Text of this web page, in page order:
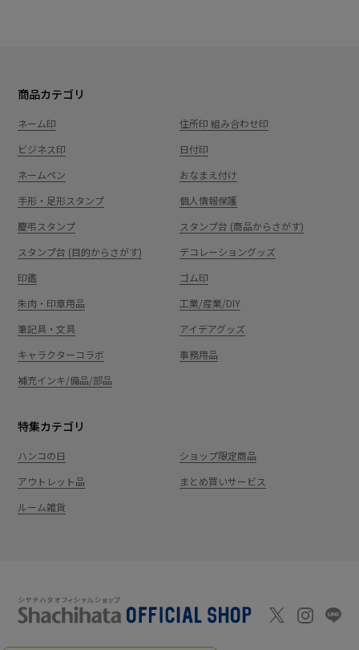
商品カテゴリ
ネーム印
住所印 組み合わせ印
ビジネス印
日付印
ネームペン
おなまえ付け
手形・足形スタンプ
個人情報保護
慶弔スタンプ
スタンプ台 (商品からさがす)
スタンプ台 (目的からさがす)
デコレーショングッズ
印鑑
ゴム印
朱肉・印章用品
工業/産業/DIY
筆記具・文具
アイデアグッズ
キャラクターコラボ
事務用品
補充インキ/備品/部品
特集カテゴリ
ハンコの日
ショップ限定商品
アウトレット品
まとめ買いサービス
ルーム雑貨